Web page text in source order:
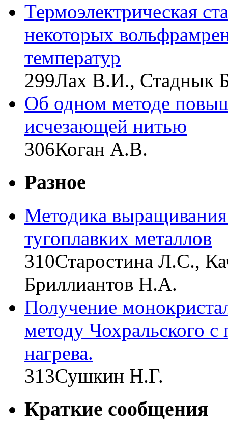
Термоэлектрическая
некоторых
температур
299Лах В.И., Стаднык
Об одном методе
исчезающей нитью
306Коган А.В.
Разное
Методика
тугоплавких металлов
310Старостина Л.С.,
Бриллиантов Н.А.
Получение
методу Чохральского
нагрева.
313Сушкин Н.Г.
Краткие сообщения